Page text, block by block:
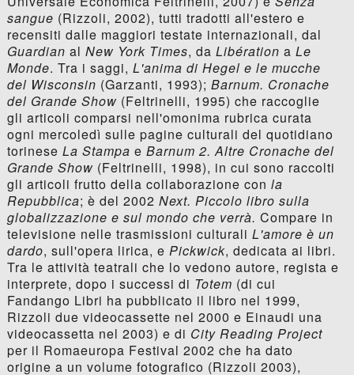
sangue (Rizzoli, 2002), tutti tradotti all'estero e
recensiti dalle maggiori testate internazionali, dal
Guardian al New York Times, da Libération a Le
Monde. Tra i saggi, L'anima di Hegel e le mucche
del Wisconsin (Garzanti, 1993); Barnum. Cronache
del Grande Show (Feltrinelli, 1995) che raccoglie
gli articoli comparsi nell'omonima rubrica curata
ogni mercoledì sulle pagine culturali del quotidiano
torinese La Stampa e Barnum 2. Altre Cronache del
Grande Show (Feltrinelli, 1998), in cui sono raccolti
gli articoli frutto della collaborazione con la
Repubblica; è del 2002 Next. Piccolo libro sulla
globalizzazione e sul mondo che verrà. Compare in
televisione nelle trasmissioni culturali L'amore è un
dardo, sull'opera lirica, e Pickwick, dedicata ai libri.
Tra le attività teatrali che lo vedono autore, regista e
interprete, dopo i successi di Totem (di cui
Fandango Libri ha pubblicato il libro nel 1999,
Rizzoli due videocassette nel 2000 e Einaudi una
videocassetta nel 2003) e di City Reading Project
per il Romaeuropa Festival 2002 che ha dato
origine a un volume fotografico (Rizzoli 2003),